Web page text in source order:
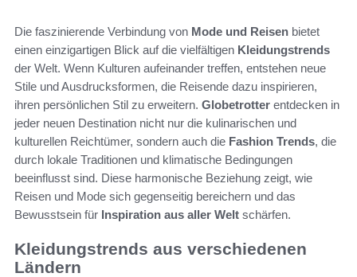
Die faszinierende Verbindung von Mode und Reisen bietet
einen einzigartigen Blick auf die vielfältigen Kleidungstrends
der Welt. Wenn Kulturen aufeinander treffen, entstehen neue
Stile und Ausdrucksformen, die Reisende dazu inspirieren,
ihren persönlichen Stil zu erweitern. Globetrotter entdecken in
jeder neuen Destination nicht nur die kulinarischen und
kulturellen Reichtümer, sondern auch die Fashion Trends, die
durch lokale Traditionen und klimatische Bedingungen
beeinflusst sind. Diese harmonische Beziehung zeigt, wie
Reisen und Mode sich gegenseitig bereichern und das
Bewusstsein für Inspiration aus aller Welt schärfen.
Kleidungstrends aus verschiedenen
Ländern